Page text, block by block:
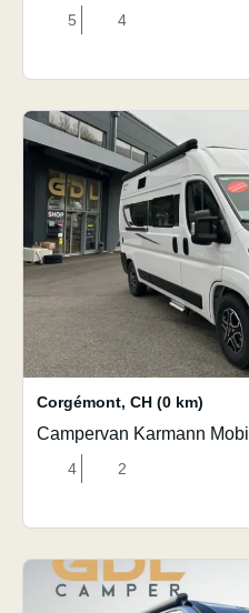
5 4
Corgémont, CH (0 km)
Campervan Karmann Mobil
4 2